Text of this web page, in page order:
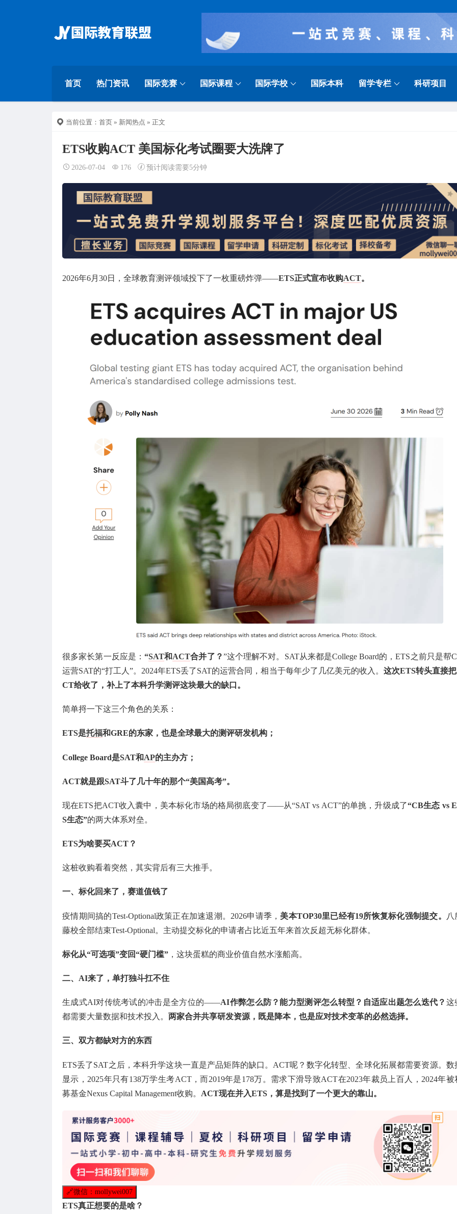
首页 热门资讯 国际竞赛 国际课程 国际学校 国际本科 留学专栏 科研项目
当前位置： 首页 » 新闻热点 » 正文
ETS收购ACT 美国标化考试圈要大洗牌了
2026-07-04 176 预计阅读需要5分钟
2026年6月30日，全球教育测评领域投下了一枚重磅炸弹——ETS正式宣布收购ACT。
很多家长第一反应是： “SAT和ACT合并了？”这个理解不对。SAT从来都是College Board的，ETS之前只是帮
运营SAT的“打工人”。2024年ETS丢了SAT的运营合同，相当于每年少了几亿美元的收入。 这次ETS转头直接
CT给收了，补上了本科升学测评这块最大的缺口。
简单捋一下这三个角色的关系：
ETS是托福和GRE的东家，也是全球最大的测评研发机构；
College Board是SAT和AP的主办方；
ACT就是跟SAT斗了几十年的那个“美国高考”。
现在ETS把ACT收入囊中，美本标化市场的格局彻底变了——从“SAT vs ACT”的单挑，升级成了“CB生态 vs
S生态”的两大体系对垒。
ETS为啥要买ACT？
这桩收购看着突然，其实背后有三大推手。
一、标化回来了，赛道值钱了
疫情期间搞的Test-Optional政策正在加速退潮。2026申请季， 美本TOP30里已经有19所恢复标化强制提交。
八
藤校全部结束Test-Optional。主动提交标化的申请者占比近五年来首次反超无标化群体。
标化从“可选项”变回“硬门槛” ，这块蛋糕的商业价值自然水涨船高。
二、AI来了，单打独斗扛不住
生成式AI对传统考试的冲击是全方位的——AI作弊怎么防？能力型测评怎么转型？自适应出题怎么迭代？ 这
都需要大量数据和技术投入。 两家合并共享研发资源，既是降本，也是应对技术变革的必然选择。
三、双方都缺对方的东西
ETS丢了SAT之后，本科升学这块一直是产品矩阵的缺口。ACT呢？数字化转型、全球化拓展都需要资源。数
显示，2025年只有138万学生考ACT，而2019年是178万。需求下滑导致ACT在2023年裁员上百人，2024年被
募基金Nexus Capital Management收购。 ACT现在并入ETS，算是找到了一个更大的靠山。
🔗微信：mollywei007
ETS真正想要的是啥？